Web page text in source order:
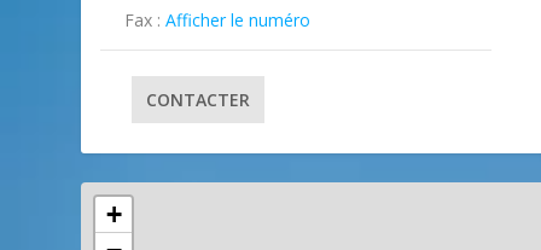
ILLUSTRATION AIGLUN ( 2 )
ILLUSTRATION AIGLUN ( 3 )
ILLUSTRATION AIGLUN ( 4 )
ILLUSTRATION AIGLUN ( 5 )
ILLUSTRATION AIGLUN ( 6 )
ILLUSTRATION AIGLUN ( 7 )
Fax :Afficher le numéro
CONTACTER
+